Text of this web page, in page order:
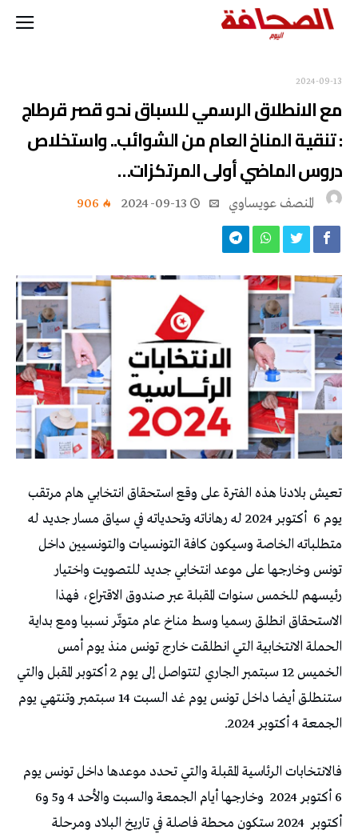
2024-09-13
مع الانطلاق الرسمي للسباق نحو قصر قرطاج
: ‎تنقية المناخ العام من الشوائب.. واستخلاص
دروس الماضي أولى المرتكزات…
المنصف عويساوي 2024-09-13
906
تعيش بلادنا هذه الفترة على وقع استحقاق انتخابي هام مرتقب
يوم 6
أكتوبر 2024 له رهاناته وتحدياته في سياق مسار جديد له
متطلباته الخاصة وسيكون كافة التونسيات والتونسيين داخل
تونس وخارجها على موعد انتخابي جديد للتصويت واختيار
رئيسهم للخمس سنوات المقبلة عبر صندوق الاقتراع، فهذا
الاستحقاق انطلق رسميا وسط مناخ عام متوتّر نسبيا ومع بداية
الحملة الانتخابية التي انطلقت خارج تونس منذ يوم أمس
الخميس 12 سبتمبر الجاري لتتواصل إلى يوم 2 أكتوبر المقبل والتي
ستنطلق أيضا داخل تونس يوم غد السبت 14 سبتمبر وتنتهي يوم
الجمعة 4 أكتوبر 2024.
فالانتخابات الرئاسية المقبلة والتي تحدد موعدها داخل تونس يوم
6 أكتوبر 2024
وخارجها أيام الجمعة والسبت والأحد 4 و5 و6
أكتوبر
2024 ستكون محطة فاصلة في تاريخ البلاد ومرحلة